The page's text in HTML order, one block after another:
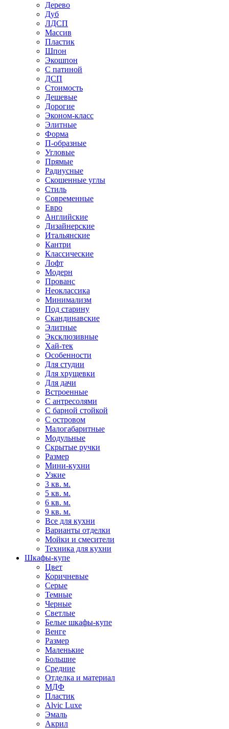
Дерево
Дуб
ЛДСП
Массив
Пластик
Шпон
Экошпон
С патиной
ДСП
Стоимость
Дешевые
Дорогие
Эконом-класс
Элитные
Форма
П-образные
Угловые
Прямые
Радиусные
Скошенные углы
Стиль
Современные
Евро
Английские
Дизайнерские
Итальянские
Кантри
Классические
Лофт
Модерн
Прованс
Неоклассика
Минимализм
Под старину
Скандинавские
Элитные
Эксклюзивные
Хай-тек
Особенности
Для студии
Для хрущевки
Для дачи
Встроенные
С антресолями
С барной стойкой
С островом
Малогабаритные
Модульные
Скрытые ручки
Размер
Мини-кухни
Узкие
3 кв. м.
5 кв. м.
6 кв. м.
9 кв. м.
Все для кухни
Варианты отделки
Мойки и смесители
Техника для кухни
Шкафы-купе
Цвет
Коричневые
Серые
Темные
Черные
Светлые
Белые шкафы-купе
Венге
Размер
Маленькие
Большие
Средние
Отделка и материал
МДФ
Пластик
Alvic Luxe
Эмаль
Акрил